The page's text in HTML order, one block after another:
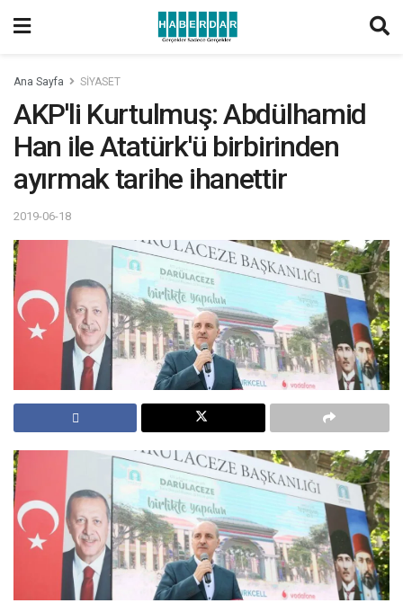
Ana Sayfa SİYASET
AKP'li Kurtulmuş: Abdülhamid
Han ile Atatürk'ü birbirinden
ayırmak tarihe ihanettir
2019-06-18